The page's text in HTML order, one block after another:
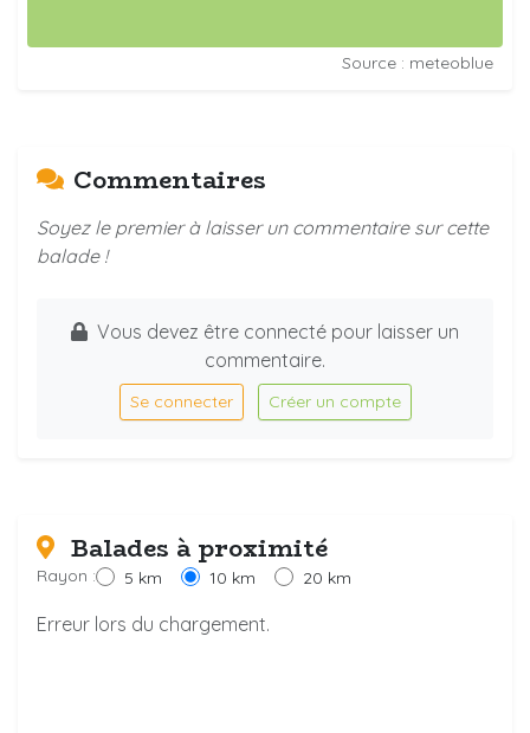
Source : meteoblue
Commentaires
Soyez le premier à laisser un commentaire sur cette
balade !
Vous devez être connecté pour laisser un
commentaire.
Se connecter Créer un compte
Balades à proximité
Rayon : 5 km 10 km 20 km
Erreur lors du chargement.